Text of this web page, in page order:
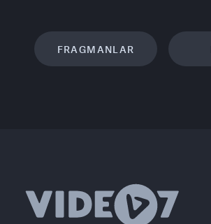
FRAGMANLAR